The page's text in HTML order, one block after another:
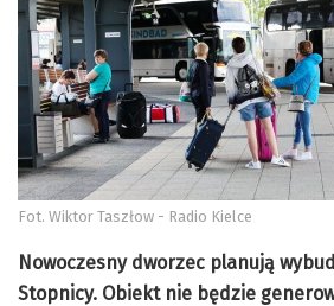
Fot. Wiktor Taszłow - Radio Kielce
Nowoczesny dworzec planują
Stopnicy. Obiekt nie będzie